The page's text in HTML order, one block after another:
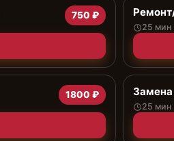
750 ₽
25 мин
1800 ₽
25 мин